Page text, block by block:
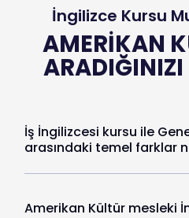
İngilizce Kursu
AMERIKAN
ARADIĞINIZI
İş İngilizcesi kursu ile
arasındaki temel farklar
Amerikan Kültür mesleki